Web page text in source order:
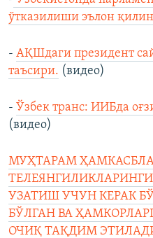
ўтказилиши эълон
- АҚШдаги президент
таъсири. (видео)
- Ўзбeк транс: ИИБда
(видео)
МУҲТАРАМ
УЗАТИШ УЧУН КЕРАК
БЎЛГАН ВА
ОЧИҚ ТАҚДИМ